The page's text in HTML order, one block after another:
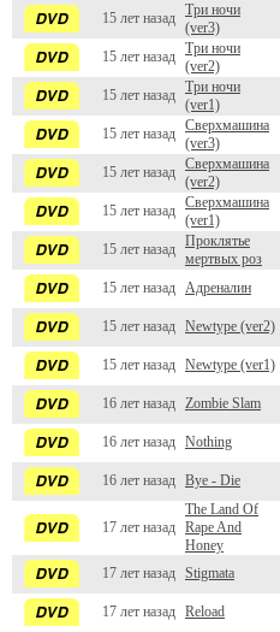
15 лет назад
Три ночи
(ver3)
15 лет назад
Три ночи
(ver2)
15 лет назад
Три ночи
(ver1)
15 лет назад
Сверхмашина
(ver3)
15 лет назад
Сверхмашина
(ver2)
15 лет назад
Сверхмашина
(ver1)
15 лет назад
Проклятье
мертвых роз
15 лет назад
Адреналин
15 лет назад
Newtype (ver2)
15 лет назад
Newtype (ver1)
16 лет назад
Zombie Slam
16 лет назад
Nothing
16 лет назад
Bye - Die
17 лет назад
The Land Of
Rape And
Honey
17 лет назад Stigmata
17 лет назад
Reload